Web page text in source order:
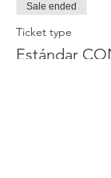
Sale ended
Ticket type
Estándar